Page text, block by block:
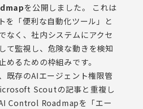
を公開しました。 これは
を「便利な自動化ツール」と
なく、社内システムにアクセ
て監視し、危険な動きを検知
めるための枠組みです。
既存のAIエージェント権限管
Scoutの記事と重複し
Control Roadmapを「エー